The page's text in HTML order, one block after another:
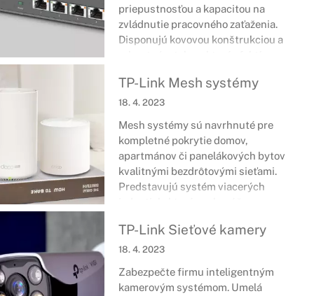
priepustnosťou a kapacitou na
zvládnutie pracovného zaťaženia.
Disponujú kovovou konštrukciou a
udržovať hluk na minime. Plňte
každodenné úlohy v kancelárií či
bezproblémovým pripojením.
TP-Link Mesh systémy
18. 4. 2023
Mesh systémy sú navrhnuté pre
kompletné pokrytie domov,
apartmánov či panelákových bytov
kvalitnými bezdrôtovými sieťami.
Predstavujú systém viacerých
rozšírenie signálu po celom priestore.
Poskytujú rôzne funkcie, ktoré
lepšiu ochranu dát.
TP-Link Sieťové kamery
18. 4. 2023
Zabezpečte firmu inteligentným
kamerovým systémom. Umelá